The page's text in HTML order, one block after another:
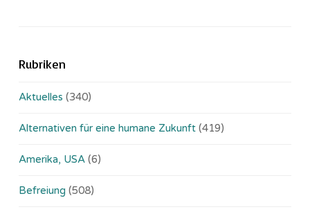
Rubriken
Aktuelles (340)
Alternativen für eine humane Zukunft (419)
Amerika, USA (6)
Befreiung (508)